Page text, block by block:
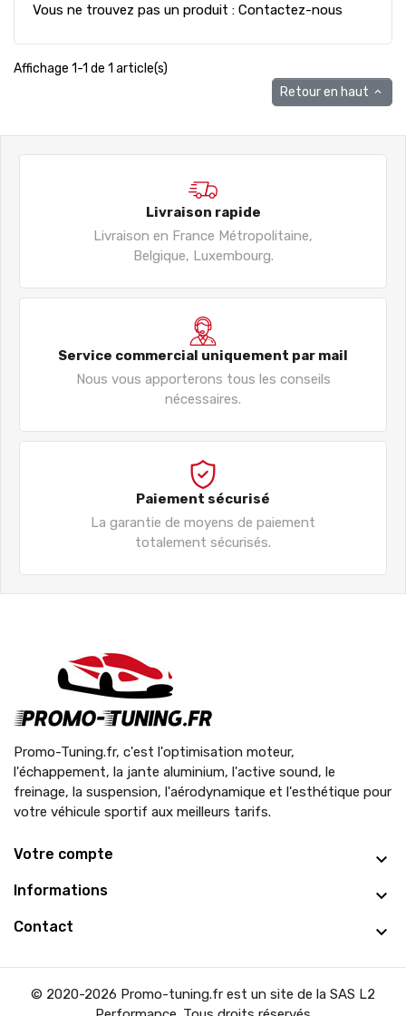
Vous ne trouvez pas un produit : Contactez-nous
Affichage 1-1 de 1 article(s)
Retour en haut 
Livraison rapide
Livraison en France Métropolitaine,
Belgique, Luxembourg.
Service commercial uniquement par mail
Nous vous apporterons tous les conseils
nécessaires.
Paiement sécurisé
La garantie de moyens de paiement
totalement sécurisés.
Promo-Tuning.fr, c'est l'optimisation moteur,
l'échappement, la jante aluminium, l'active sound, le
freinage, la suspension, l'aérodynamique et l'esthétique pour
votre véhicule sportif aux meilleurs tarifs.
Votre compte
Informations
Contact
© 2020-2026 Promo-tuning.fr est un site de la SAS L2